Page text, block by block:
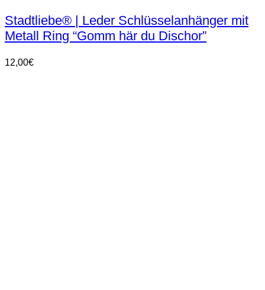
weist
mehrere
Varianten
Die
Optionen
Stadtliebe® | Leder Schlüsselanhänger mit
Metall Ring “Gomm här du Dischor”
12,00€